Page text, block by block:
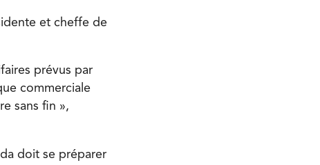
et cheffe de
prévus par
commerciale
sans fin »,
doit se préparer